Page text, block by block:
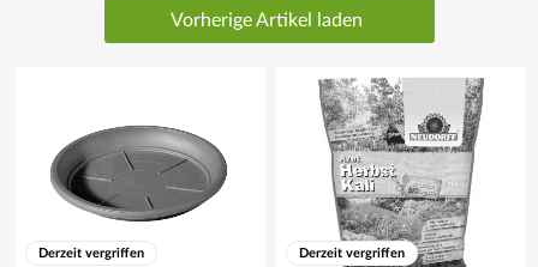
Vorherige Artikel laden
Derzeit vergriffen Derzeit vergriffen